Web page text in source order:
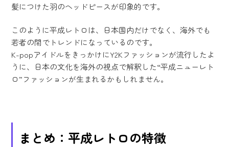
髪につけた羽のヘッドピースが印象的です。
このように平成レトロは、日本国内だけでなく、海外でも
若者の間でトレンドになっているのです。
K-popアイドルをきっかけにY2Kファッションが流行したよ
うに、日本の文化を海外の視点で解釈した“平成ニューレト
ロ”ファッションが生まれるかもしれません。
まとめ：平成レトロの特徴